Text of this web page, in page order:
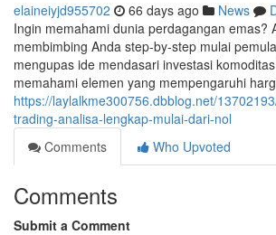
elaineiyjd955702 66 days ago News
Ingin memahami dunia perdagangan emas?
membimbing Anda step-by-step mulai
mengupas ide mendasari investasi
memahami elemen yang mempengaruhi
https://laylalkme300756.dbblog.net/
trading-analisa-lengkap-mulai-dari-nol
Comments
Who Upvoted
Comments
Submit a Comment